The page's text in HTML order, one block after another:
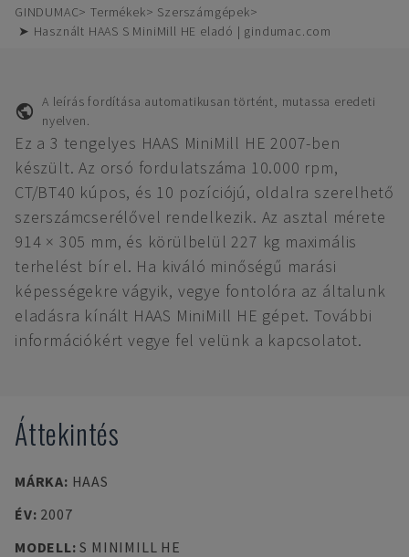
GINDUMAC Termékek
Szerszámgépek
➤ Használt HAAS S MiniMill HE eladó | gindumac.com
A leírás fordítása automatikusan történt, mutassa eredeti
nyelven.
Ez a 3 tengelyes HAAS MiniMill HE 2007-ben
készült. Az orsó fordulatszáma 10.000 rpm,
CT/BT40 kúpos, és 10 pozíciójú, oldalra szerelhető
szerszámcserélővel rendelkezik. Az asztal mérete
914 × 305 mm, és körülbelül 227 kg maximális
terhelést bír el. Ha kiváló minőségű marási
képességekre vágyik, vegye fontolóra az általunk
eladásra kínált HAAS MiniMill HE gépet. További
információkért vegye fel velünk a kapcsolatot.
Áttekintés
MÁRKA: HAAS
ÉV: 2007
MODELL:S MINIMILL HE